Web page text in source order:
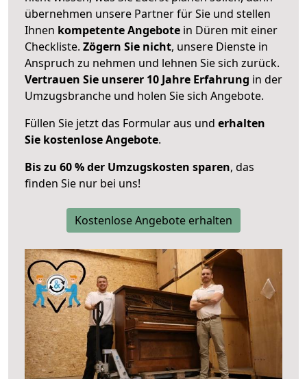
übernehmen unsere Partner für Sie und stellen
Ihnen kompetente Angebote in Düren mit einer
Checkliste. Zögern Sie nicht, unsere Dienste in
Anspruch zu nehmen und lehnen Sie sich zurück.
Vertrauen Sie unserer 10 Jahre Erfahrung in der
Umzugsbranche und holen Sie sich Angebote.
Füllen Sie jetzt das Formular aus und erhalten
Sie kostenlose Angebote.
Bis zu 60 % der Umzugskosten sparen, das
finden Sie nur bei uns!
Kostenlose Angebote erhalten